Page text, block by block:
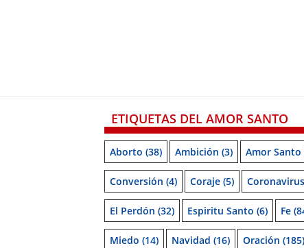
ETIQUETAS DEL AMOR SANTO
Aborto (38) Ambición (3) Amor Santo
Conversión (4) Coraje (5) Coronavirus
El Perdón (32) Espiritu Santo (6) Fe
Miedo (14) Navidad (16) Oración (185)